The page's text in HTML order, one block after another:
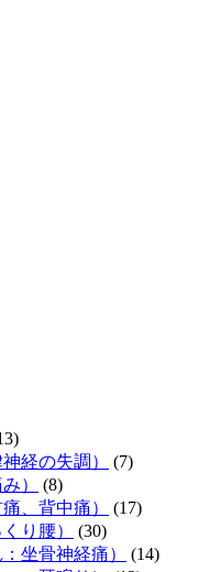
経の失調）
(7)
）
(8)
、背中痛）
(17)
り腰）
(30)
坐骨神経痛）
(14)